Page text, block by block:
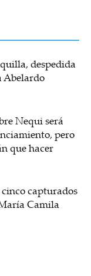
despedida
Abelardo
Nequi será
pero
que hacer
capturados
Camila